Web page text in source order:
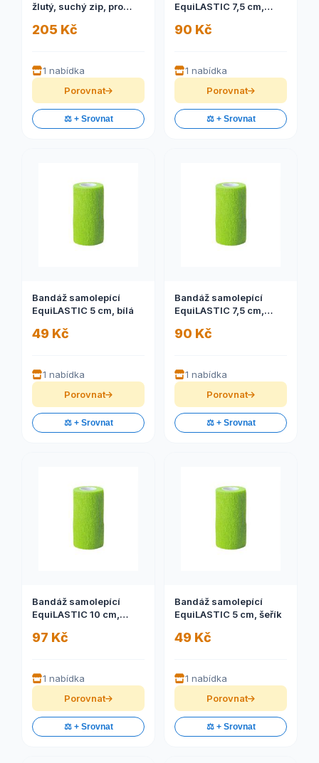
žlutý, suchý zip, pro
205 Kč
1 nabídka
Porovnat
⚖️ + Srovnat
EquiLASTIC 7,5 cm,
90 Kč
1 nabídka
Porovnat
⚖️ + Srovnat
Bandáž samolepící
EquiLASTIC 5 cm, bílá
49 Kč
1 nabídka
Porovnat
⚖️ + Srovnat
Bandáž samolepící
EquiLASTIC 7,5 cm,
90 Kč
1 nabídka
Porovnat
⚖️ + Srovnat
Bandáž samolepící
EquiLASTIC 10 cm,
97 Kč
1 nabídka
Porovnat
⚖️ + Srovnat
Bandáž samolepící
EquiLASTIC 5 cm, šeřík
49 Kč
1 nabídka
Porovnat
⚖️ + Srovnat